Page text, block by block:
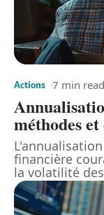
Actions 7 min read
méthodes
financière
la volatilité